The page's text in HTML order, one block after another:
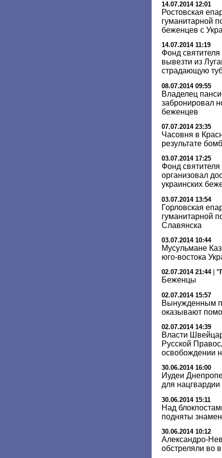
14.07.2014 12:01
Ростовская
гуманитарной
беженцев с
14.07.2014 11:19
Фонд
вывезти из
страдающую
08.07.2014 09:55
Владелец
забронировал
беженцев
07.07.2014 23:35
Часовня в
результате
03.07.2014 17:25
Фонд
организовал
украинских
03.07.2014 13:54
Горловская
гуманитарной
Славянска
03.07.2014 10:44
Мусульмане
юго-востока
02.07.2014 21:44|
Беженцы
02.07.2014 15:57
Вынужденным
оказывают
02.07.2014 14:39
Власти
Русской
освобождении
30.06.2014 16:00
Иудеи
для нацгвардии
30.06.2014 15:11
Над
подняты
30.06.2014 10:12
Александро-
обстреляли во